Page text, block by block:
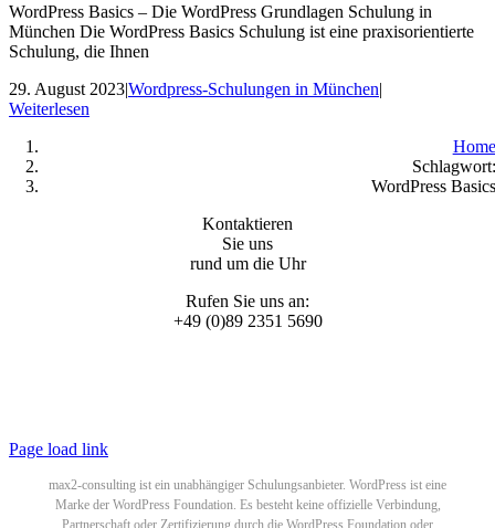
WordPress Basics – Die WordPress Grundlagen Schulung in
München Die WordPress Basics Schulung ist eine praxisorientierte
Schulung, die Ihnen
29. August 2023|Wordpress-Schulungen in München|
Weiterlesen
Home
Schlagwort:
WordPress Basics
Kontaktieren
Sie uns
rund um die Uhr
Rufen Sie uns an:
+49 (0)89 2351 5690
Page load link
max2-consulting ist ein unabhängiger Schulungsanbieter. WordPress ist eine
Marke der WordPress Foundation. Es besteht keine offizielle Verbindung,
Partnerschaft oder Zertifizierung durch die WordPress Foundation oder